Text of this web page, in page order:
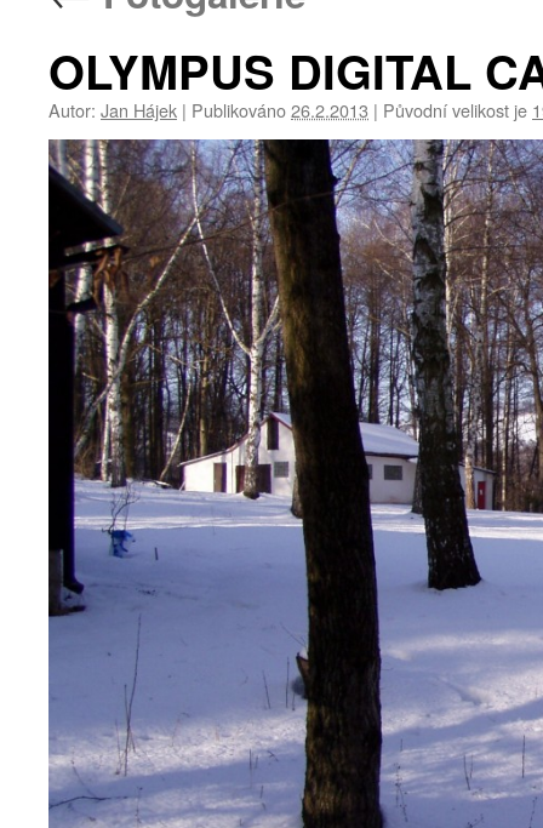
OLYMPUS DIGITAL
Autor: Jan Hájek | Publikováno26.2.2013 | Původní velikost je